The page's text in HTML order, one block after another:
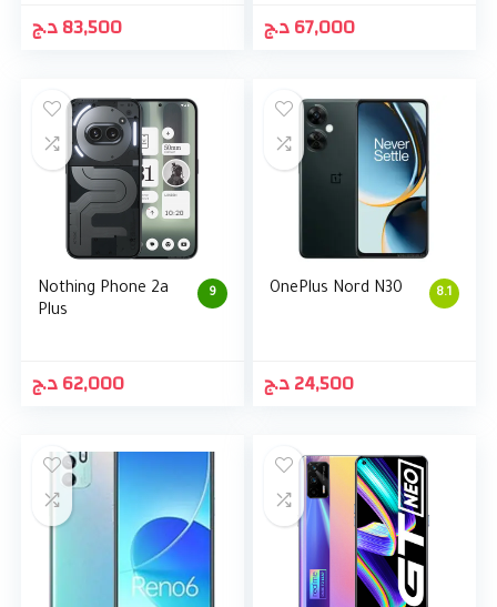
83,500د.ج 67,000د.ج
9
Nothing Phone 2a
Plus
62,000د.ج
8.1
OnePlus Nord N30
24,500د.ج